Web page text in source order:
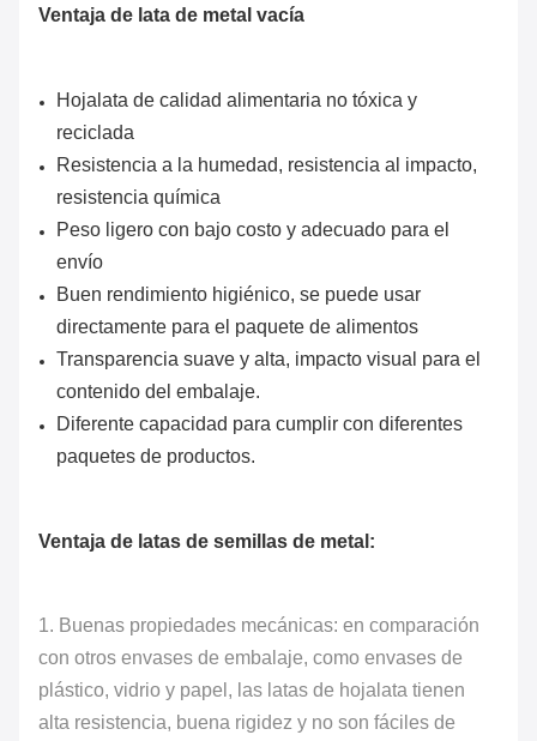
Ventaja de lata de metal vacía
Hojalata de calidad alimentaria no tóxica y
reciclada
Resistencia a la humedad, resistencia al impacto,
resistencia química
Peso ligero con bajo costo y adecuado para el
envío
Buen rendimiento higiénico, se puede usar
directamente para el paquete de alimentos
Transparencia suave y alta, impacto visual para el
contenido del embalaje.
Diferente capacidad para cumplir con diferentes
paquetes de productos.
Ventaja de latas de semillas de metal:
1. Buenas propiedades mecánicas: en comparación
con otros envases de embalaje, como envases de
plástico, vidrio y papel, las latas de hojalata tienen
alta resistencia, buena rigidez y no son fáciles de